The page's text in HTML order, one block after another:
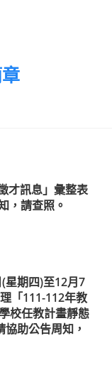
才訊息」彙整表
，請查照。
星期四)至12月7
「111-112年教
校任教計畫靜態
助公告周知，